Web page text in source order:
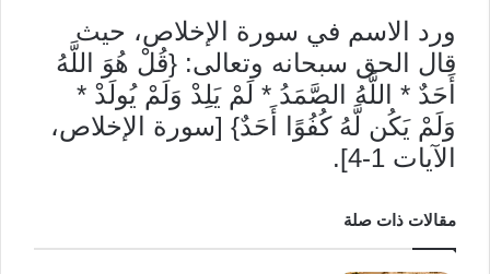
ورد الاسم في سورة الإخلاص، حيث
قال الحق سبحانه وتعالى: {قُلْ هُوَ اللَّهُ
أَحَدٌ * اللَّهُ الصَّمَدُ * لَمْ يَلِدْ وَلَمْ يُولَدْ *
وَلَمْ يَكُن لَّهُ كُفُوًا أَحَدٌ} [سورة الإخلاص،
الآيات 1-4].
مقالات ذات صلة